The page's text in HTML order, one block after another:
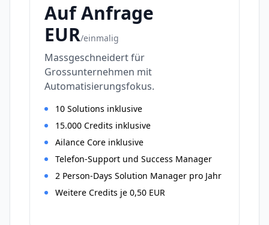
Auf Anfrage
EUR/einmalig
Massgeschneidert für
Grossunternehmen mit
Automatisierungsfokus.
10 Solutions inklusive
15.000 Credits inklusive
Ailance Core inklusive
Telefon-Support und Success Manager
2 Person-Days Solution Manager pro Jahr
Weitere Credits je 0,50 EUR